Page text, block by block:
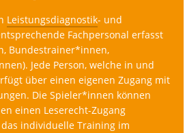
Leistungsdiagnostik- und
Fachpersonal erfasst
Bundestrainer*innen,
Jede Person, welche in und
über einen eigenen Zugang mit
Die Spieler*innen können
einen Leserecht-Zugang
individuelle Training im